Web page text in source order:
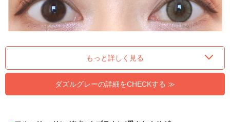
もっと詳しく見る
ダズルグレーの詳細をCHECKする ≫